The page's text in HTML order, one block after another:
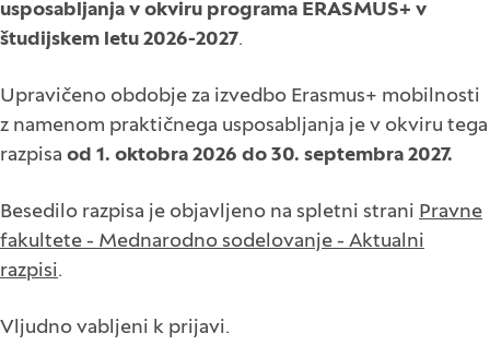
usposabljanja v okviru programa ERASMUS+ v
študijskem letu 2026-2027.
Upravičeno obdobje za izvedbo Erasmus+ mobilnosti
z namenom praktičnega usposabljanja je v okviru tega
razpisa od 1. oktobra 2026 do 30. septembra 2027.
Besedilo razpisa je objavljeno na spletni strani Pravne
fakultete - Mednarodno sodelovanje - Aktualni
razpisi.
Vljudno vabljeni k prijavi.